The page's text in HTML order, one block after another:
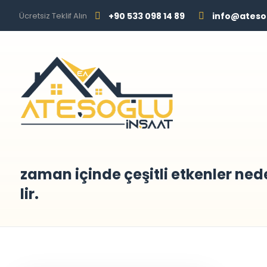
Ücretsiz Teklif Alın +90 533 098 14 89
zaman içinde çeşitli etkenler
lir.